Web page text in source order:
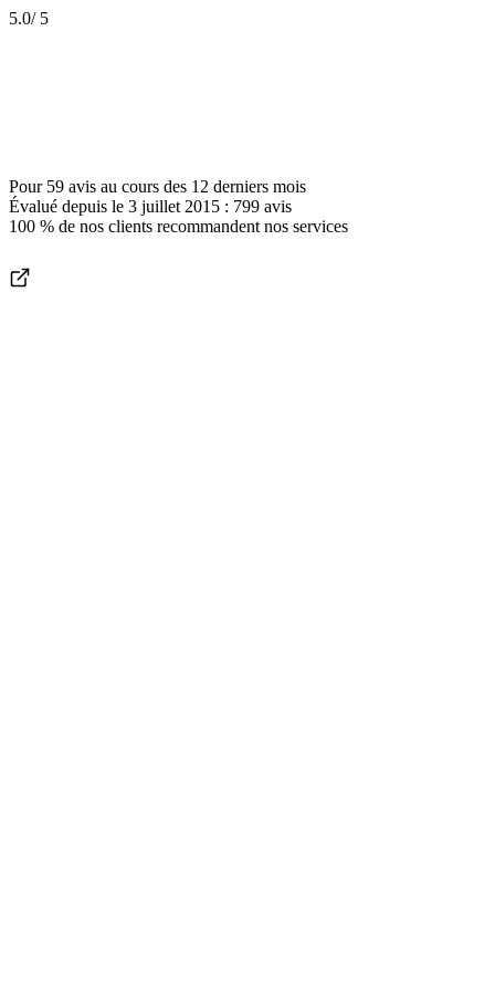
5.0/ 5
Pour 59 avis au cours des 12 derniers mois
Évalué depuis le 3 juillet 2015 : 799 avis
100 % de nos clients recommandent nos services